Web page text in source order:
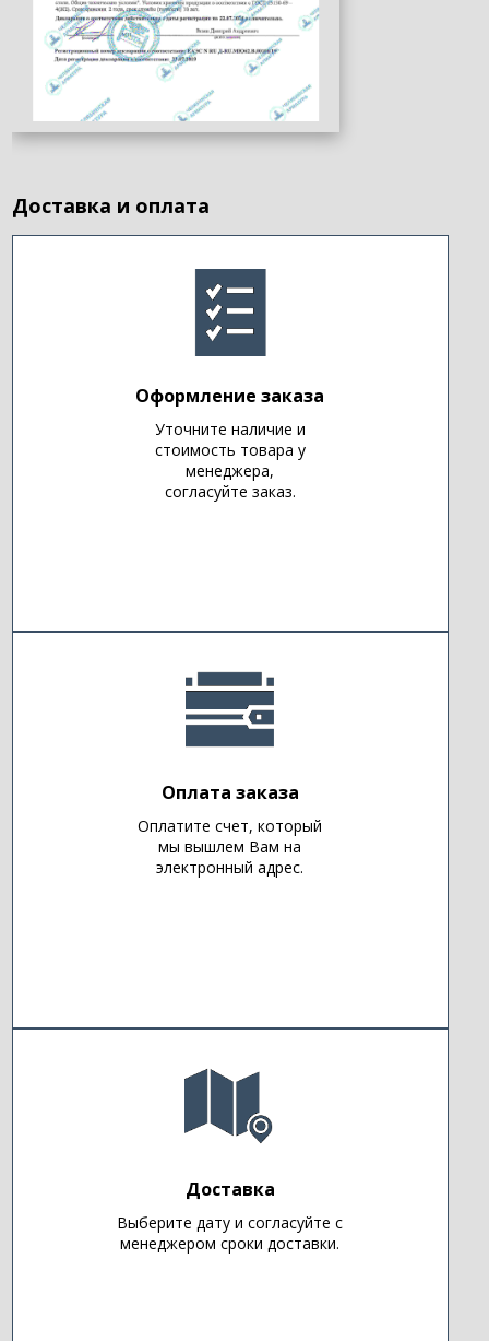
Доставка и оплата
Оформление заказа
Уточните наличие и
стоимость товара у
менеджера,
согласуйте заказ.
Оплата заказа
Оплатите счет, который
мы вышлем Вам на
электронный адрес.
Доставка
Выберите дату и согласуйте с
менеджером сроки доставки.